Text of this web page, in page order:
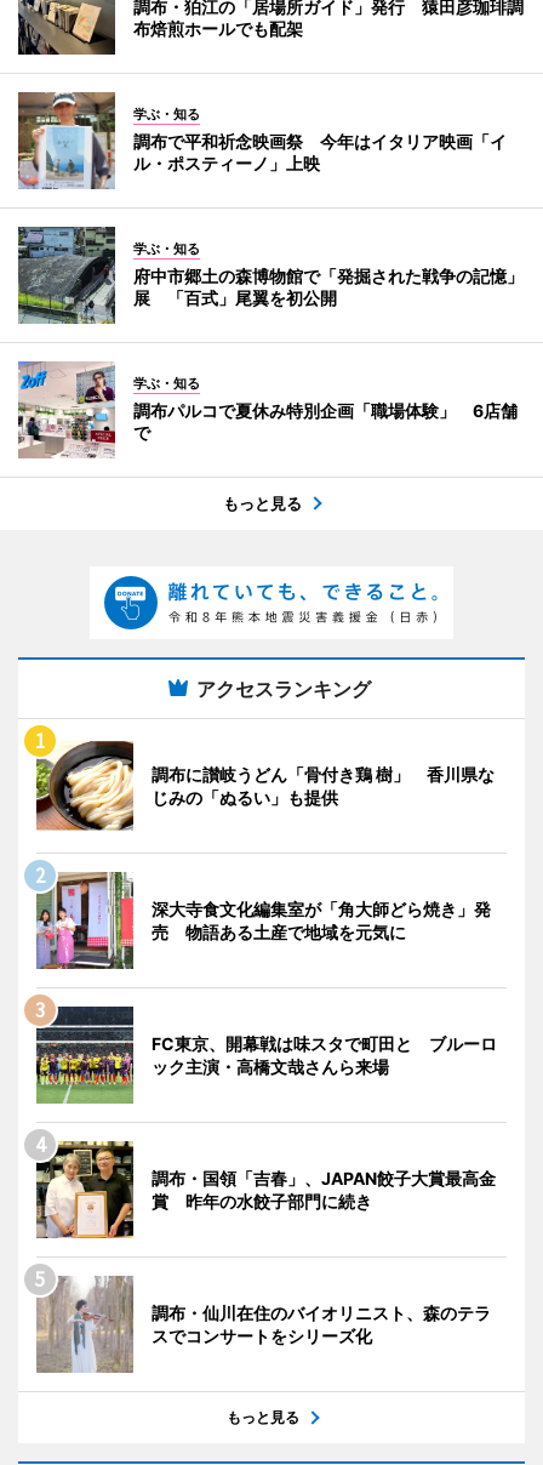
調布・狛江の「居場所ガイド」発行 猿田彦珈琲調
布焙煎ホールでも配架
学ぶ・知る
調布で平和祈念映画祭 今年はイタリア映画「イ
ル・ポスティーノ」上映
学ぶ・知る
府中市郷土の森博物館で「発掘された戦争の記憶」
展 「百式」尾翼を初公開
学ぶ・知る
調布パルコで夏休み特別企画「職場体験」 6店舗
で
もっと見る
アクセスランキング
調布に讃岐うどん「骨付き鶏 樹」 香川県な
じみの「ぬるい」も提供
深大寺食文化編集室が「角大師どら焼き」発
売 物語ある土産で地域を元気に
FC東京、開幕戦は味スタで町田と ブルーロ
ック主演・高橋文哉さんら来場
調布・国領「吉春」、JAPAN餃子大賞最高金
賞 昨年の水餃子部門に続き
調布・仙川在住のバイオリニスト、森のテラ
スでコンサートをシリーズ化
もっと見る